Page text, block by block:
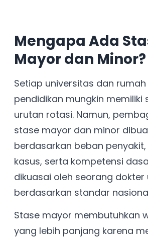
Mengapa Ada
Mayor dan Minor?
Setiap universitas dan
pendidikan mungkin memiliki
urutan rotasi. Namun,
stase mayor dan minor
berdasarkan beban
kasus, serta kompetensi
dikuasai oleh seorang dokter
berdasarkan standar
Stase mayor membutuhkan
yang lebih panjang karena